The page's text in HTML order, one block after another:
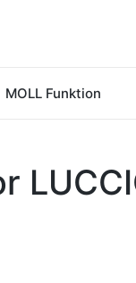
MOLL Funktion